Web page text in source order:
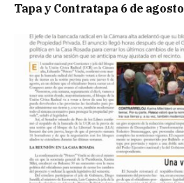
Tapa y Contratapa 6 de